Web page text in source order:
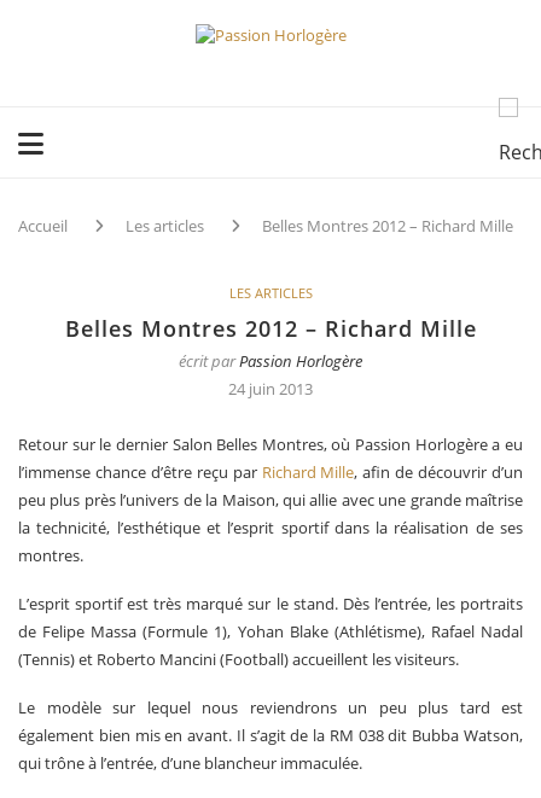
Accueil Les articles Belles Montres 2012 – Richard Mille
LES ARTICLES
Belles Montres 2012 – Richard Mille
écrit parPassion Horlogère
24 juin 2013
Retour sur le dernier Salon Belles Montres, où Passion Horlogère a eu
l’immense chance d’être reçu par Richard Mille, afin de découvrir d’un
peu plus près l’univers de la Maison, qui allie avec une grande maîtrise
la technicité, l’esthétique et l’esprit sportif dans la réalisation de ses
montres.
L’esprit sportif est très marqué sur le stand. Dès l’entrée, les portraits
de Felipe Massa (Formule 1), Yohan Blake (Athlétisme), Rafael Nadal
(Tennis) et Roberto Mancini (Football) accueillent les visiteurs.
Le modèle sur lequel nous reviendrons un peu plus tard est
également bien mis en avant. Il s’agit de la RM 038 dit Bubba Watson,
qui trône à l’entrée, d’une blancheur immaculée.